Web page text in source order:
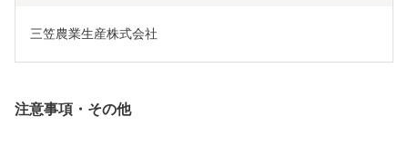
三笠農業生産株式会社
注意事項・その他